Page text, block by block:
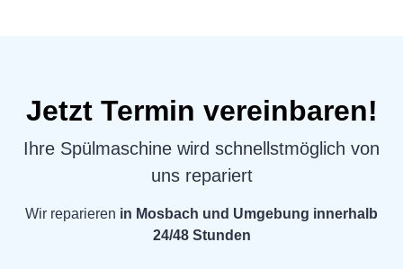
Jetzt Termin vereinbaren!
Ihre Spülmaschine wird schnellstmöglich von
uns repariert
Wir reparieren in Mosbach und Umgebung innerhalb
24/48 Stunden